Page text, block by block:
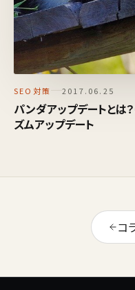
SEO対策 2017.06.25
パンダアップデートとは
ズムアップデート
コ